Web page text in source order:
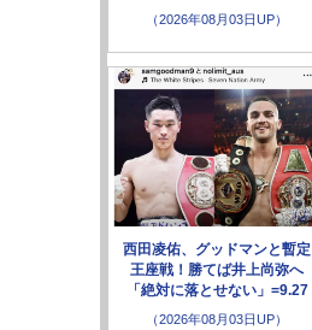
（2026年08月03日UP）
西田凌佑、グッドマンと暫定
王座戦！勝てば井上尚弥へ
「絶対に落とせない」=9.27
（2026年08月03日UP）